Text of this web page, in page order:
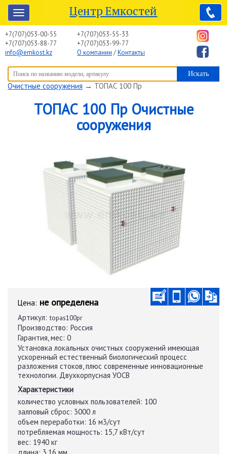
Центр Емкостей
+7(707)053-00-55
+7(707)053-88-77
info@emkost.kz
+7(707)053-55-33
+7(707)053-99-77
О компании /Контакты
Вы здесь:Центр Емкостей→ Емкостное оборудование→
Очистные сооружения → ТОПАС 100 Пр
ТОПАС 100 Пр Очистные
сооружения
Цена: не определена
Артикул: topas100pr
Производство: Россия
Гарантия, мес: 0
Установка локальных очистных сооружений имеющая
ускоренный естественный биологический процесс
разложения стоков, плюс современные инновационные
технологии. Двухкорпусная УОСВ
Характеристики
количество условных пользователей: 100
залповый сброс: 3000 л
объем переработки: 16 м3/сут
потребляемая мощность: 15,7 кВт/сут
вес: 1940 кг